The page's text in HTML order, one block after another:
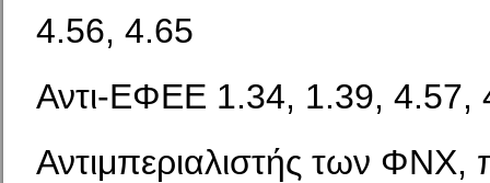
4.56, 4.65
Αντι-ΕΦΕΕ 1.34, 1.39, 4.57,
Αντιμπεριαλιστής των